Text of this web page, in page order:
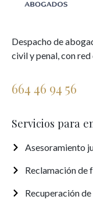
Despacho de
civil y penal, con
664 46 94 56
Servicios para
Asesoramiento
Reclamación de
Recuperación